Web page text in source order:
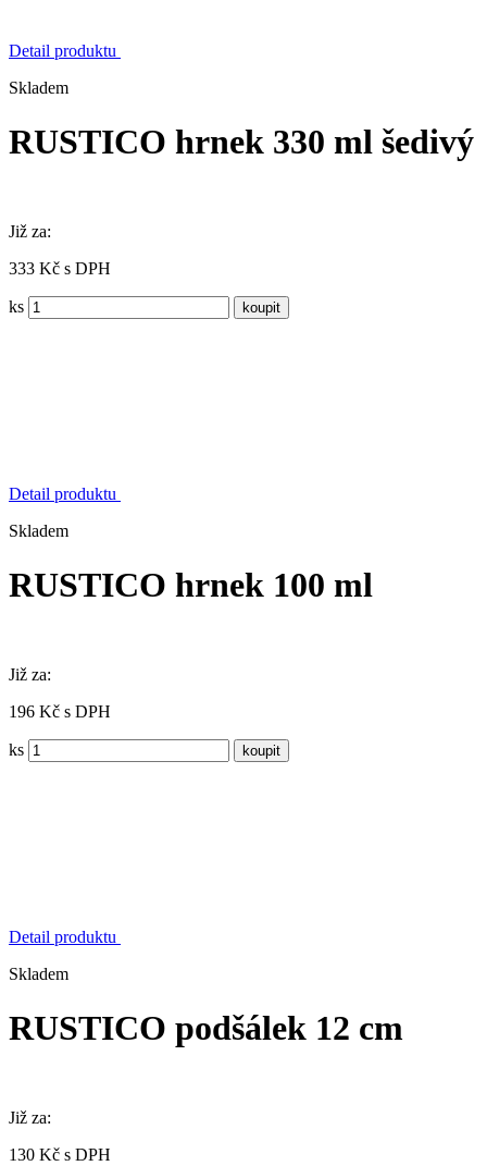
Detail produktu
Skladem
RUSTICO hrnek 330 ml šedivý
Již za:
333 Kč s DPH
ks
Detail produktu
Skladem
RUSTICO hrnek 100 ml
Již za:
196 Kč s DPH
ks
Detail produktu
Skladem
RUSTICO podšálek 12 cm
Již za:
130 Kč s DPH